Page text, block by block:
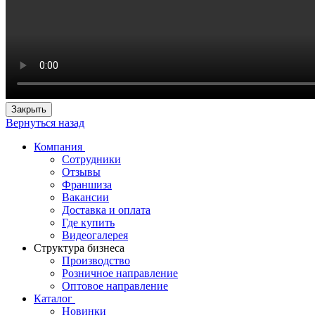
Закрыть
Вернуться назад
Компания
Сотрудники
Отзывы
Франшиза
Вакансии
Доставка и оплата
Где купить
Видеогалерея
Структура бизнеса
Производство
Розничное направление
Оптовое направление
Каталог
Новинки